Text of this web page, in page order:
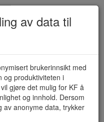
i
søknad (KF-
av data til
brukerinnsikt med
og produktiviteten i
gjøre det mulig for KF å
og innhold. Dersom
av anonyme data, trykker